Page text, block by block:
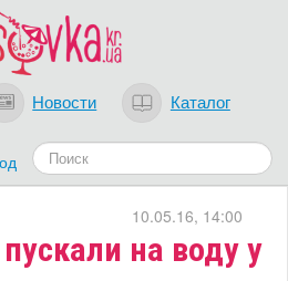
Новости Каталог
на воду у
10.05.16, 14:00